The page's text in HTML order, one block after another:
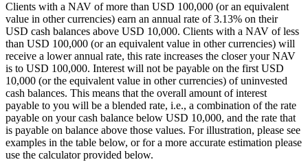
Clients with a NAV of more than USD 100,000 (or an equivalent
value in other currencies) earn an annual rate of 3.13% on their
USD cash balances above USD 10,000. Clients with a NAV of less
than USD 100,000 (or an equivalent value in other currencies) will
receive a lower annual rate, this rate increases the closer your NAV
is to USD 100,000. Interest will not be payable on the first USD
10,000 (or the equivalent value in other currencies) of uninvested
cash balances. This means that the overall amount of interest
payable to you will be a blended rate, i.e., a combination of the rate
payable on your cash balance below USD 10,000, and the rate that
is payable on balance above those values. For illustration, please see
examples in the table below, or for a more accurate estimation please
use the calculator provided below.